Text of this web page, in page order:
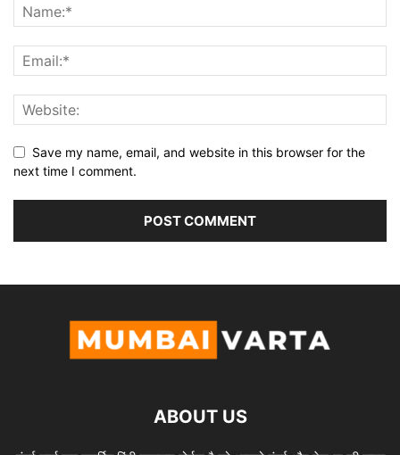
Save my name, email, and website in this browser for the
next time I comment.
ABOUT US